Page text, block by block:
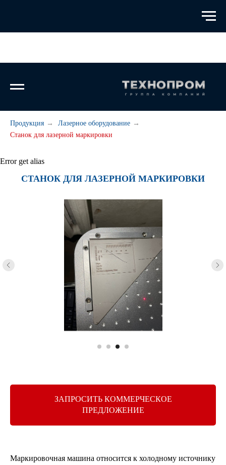
Продукция → Лазерное оборудование →
Станок для лазерной маркировки
Error get alias
СТАНОК ДЛЯ ЛАЗЕРНОЙ МАРКИРОВКИ
ЗАПРОСИТЬ КОММЕРЧЕСКОЕ
ПРЕДЛОЖЕНИЕ
Маркировочная машина относится к холодному источнику